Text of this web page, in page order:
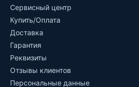
Сервисный центр
Купить/Оплата
Доставка
Гарантия
Реквизиты
Отзывы клиентов
Персональные данные